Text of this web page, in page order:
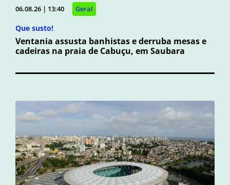
06.08.26 | 13:40 Geral
Que susto!
Ventania assusta banhistas e derruba mesas e
cadeiras na praia de Cabuçu, em Saubara